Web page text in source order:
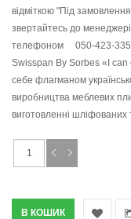
відміткою "Під
звертайтесь до
телефоном 050-423-
Swisspan By Sorbes «I
себе флагманом
виробництва меблевих
виготовленні шліфованих